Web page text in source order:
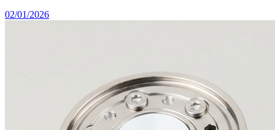
02/01/2026